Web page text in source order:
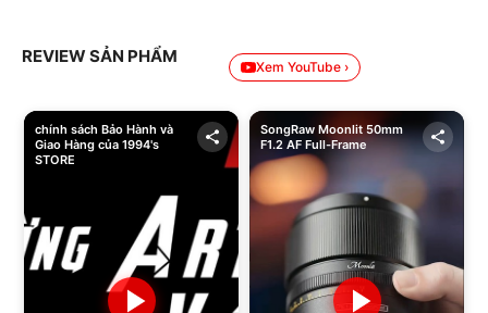
REVIEW SẢN PHẨM
Xem YouTube ›
chính sách Bảo Hành và
Giao Hàng của 1994's
STORE
SongRaw Moonlit 50mm
F1.2 AF Full-Frame